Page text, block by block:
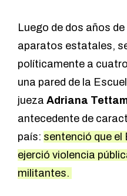
Luego de dos años
aparatos estatales,
políticamente a
una pared de la
jueza Adriana
antecedente de
país: sentenció que
ejerció violencia
militantes.